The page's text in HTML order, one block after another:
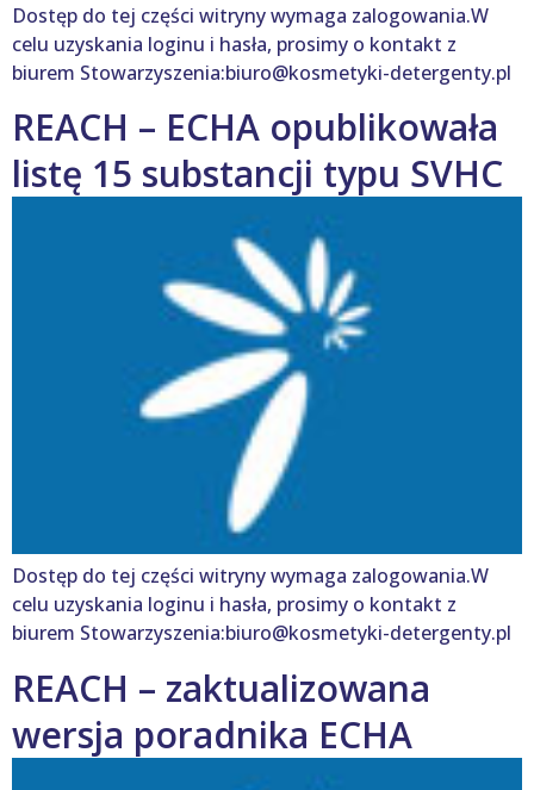
Dostęp do tej części witryny wymaga zalogowania.W
celu uzyskania loginu i hasła, prosimy o kontakt z
biurem Stowarzyszenia:biuro@kosmetyki-detergenty.pl
REACH – ECHA opublikowała
listę 15 substancji typu SVHC
Dostęp do tej części witryny wymaga zalogowania.W
celu uzyskania loginu i hasła, prosimy o kontakt z
biurem Stowarzyszenia:biuro@kosmetyki-detergenty.pl
REACH – zaktualizowana
wersja poradnika ECHA